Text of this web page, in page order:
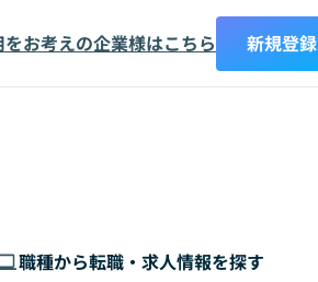
をお考えの企業様はこちら 新規登録
職種から転職・求人情報を探す